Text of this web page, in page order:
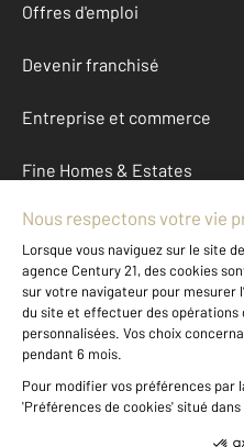
Offres d'emploi
Devenir franchisé
Entreprise et commerce
Fine Homes & Estates
À propos
International
Nous contacter